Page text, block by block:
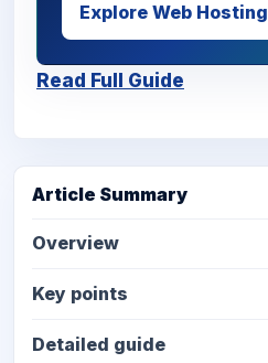
Explore Web Hosting
Read Full Guide
Article Summary
Overview
Key points
Detailed guide